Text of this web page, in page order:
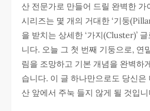
산 전문가로 만들어 드릴 완벽한 가
시리즈는 몇 개의 거대한 ‘기둥
을 받치는 상세한 ‘가지(Cluster)’
니다. 오늘 그 첫 번째 기둥으로, 연
림을 조망하고 기본 개념을 완벽하
습니다. 이 글 하나만으로도 당신은
산 앞에서 주눅 들지 않게 될 것입니